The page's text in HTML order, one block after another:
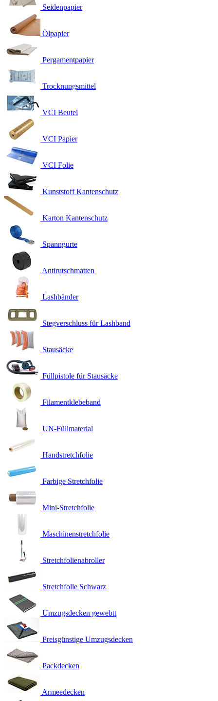
Seidenpapier
Ölpapier
Pergamentpapier
Trocknungsmittel
VCI Beutel
VCI Papier
VCI Folie
Kunststoff Kantenschutz
Karton Kantenschutz
Spanngurte
Antirutschmatten
Lashbänder
Stegverschluss für Lashband
Stausäcke
Füllpistole für Stausäcke
Filamentklebeband
UN-Füllmaterial
Handstretchfolie
Farbige Stretchfolie
Mini-Stretchfolie
Maschinenstretchfolie
Stretchfolienabroller
Stretchfolie Schwarz
Umzugsdecken gewebtt
Preisgünstige Umzugsdecken
Packdecken
Armeedecken